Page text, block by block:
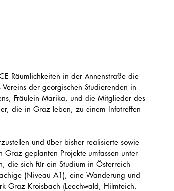
Räumlichkeiten in der Annenstraße die
der georgischen Studierenden in
Fräulein Marika, und die Mitglieder des
die in Graz leben, zu einem Infotreffen
und über bisher realisierte sowie
Graz geplanten Projekte umfassen unter
die sich für ein Studium in Österreich
(Niveau A1), eine Wanderung und
Graz Kroisbach (Leechwald, Hilmteich,